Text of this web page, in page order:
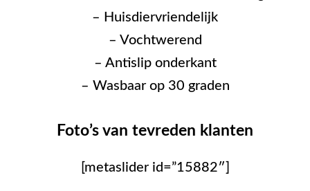
– Huisdiervriendelijk
– Vochtwerend
– Antislip onderkant
– Wasbaar op 30 graden
Foto’s van tevreden klanten
[metaslider id=”15882″]